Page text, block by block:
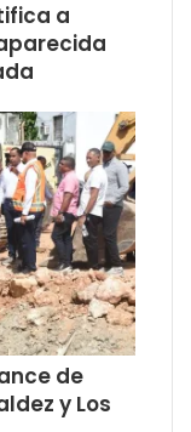
a
de
y Los